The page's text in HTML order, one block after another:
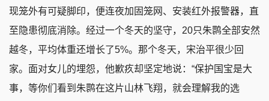
现笼外有可疑脚印，便连夜加固笼网、安装红外报警器，直
至隐患彻底消除。经过一个冬天的坚守，20只朱鹮全部安然
越冬，平均体重还增长了5%。那个冬天，宋治平很少回
家。面对女儿的埋怨，他歉疚却坚定地说：“保护国宝是大
事，等你们看到朱鹮在这片山林飞翔，就会理解我的选